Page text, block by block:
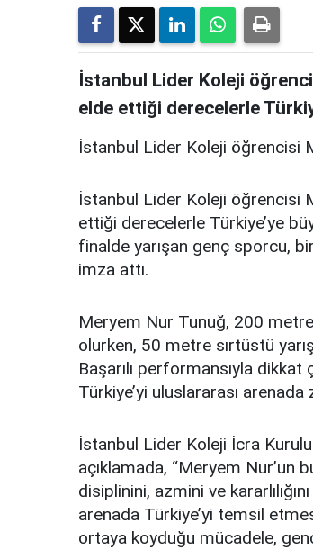
İstanbul Lider Koleji
elde ettiği derecelerle
İstanbul Lider Koleji öğrencisi
İstanbul Lider Koleji öğrencisi
ettiği derecelerle Türkiye’ye
finalde yarışan genç sporcu,
imza attı.
Meryem Nur Tunuğ, 200
olurken, 50 metre sırtüstü
Başarılı performansıyla
Türkiye’yi uluslararası arenada
İstanbul Lider Koleji İcra Kurulu
açıklamada, “Meryem Nur’un
disiplinini, azmini ve
arenada Türkiye’yi temsil
ortaya koyduğu mücadele,